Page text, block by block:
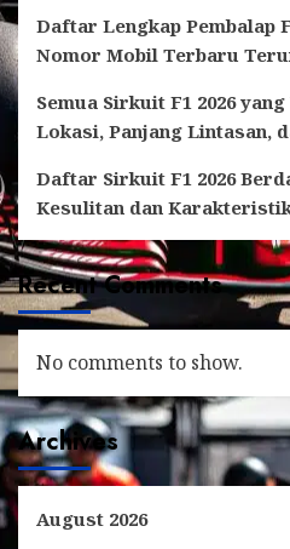
Daftar Lengkap Pembalap
Nomor Mobil Terbaru
Semua Sirkuit F1 2026
Lokasi, Panjang Lintasan,
Daftar Sirkuit F1 2026
Kesulitan dan
Recent Comments
No comments to show.
Archives
August 2026